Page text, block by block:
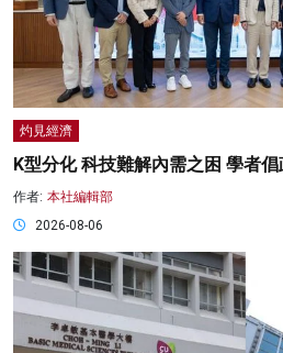
灼見經濟
K型分化 科技難解內需之困 學者
作者: 本社編輯部
2026-08-06